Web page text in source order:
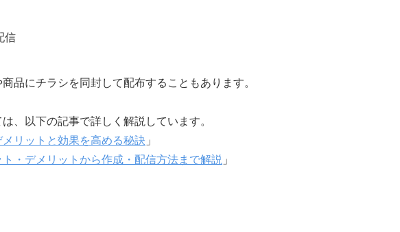
信
品にチラシを同封して配布することもあります。
、以下の記事で詳しく解説しています。
リットと効果を高める秘訣 」
・デメリットから作成・配信方法まで解説 」